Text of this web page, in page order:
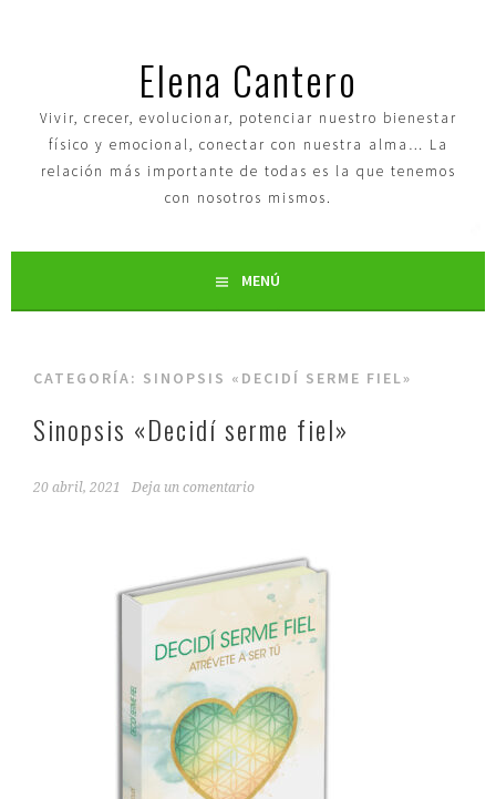
Elena Cantero
Vivir, crecer, evolucionar, potenciar nuestro bienestar
físico y emocional, conectar con nuestra alma… La
relación más importante de todas es la que tenemos
con nosotros mismos.
MENÚ
CATEGORÍA: SINOPSIS «DECIDÍ SERME FIEL»
Sinopsis «Decidí serme fiel»
20 abril, 2021 Deja un comentario